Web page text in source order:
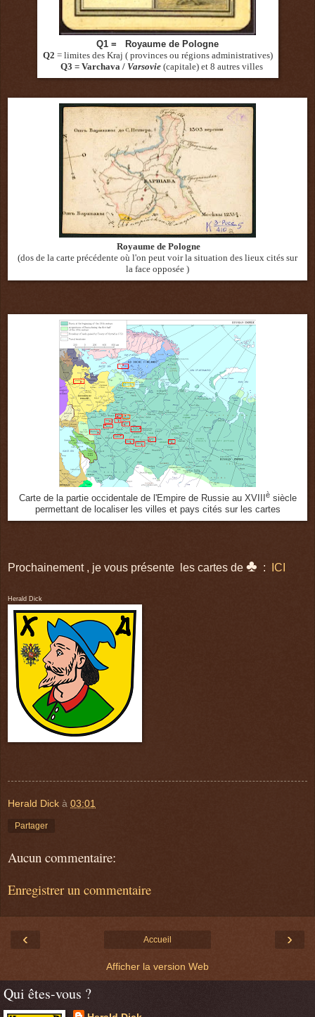
Q1 = Royaume de Pologne
Q2 = limites des Kraj ( provinces ou régions administratives)
Q3 = Varchava / Varsovie (capitale) et 8 autres villes
Royaume de Pologne
(dos de la carte précédente où l'on peut voirla situation des lieux cités sur
la face opposée )
Carte de la partie occidentale de l'Empire de Russie au XVIII èsiècle
permettant de localiser les villes et pays cités sur les cartes
Prochainement , je vous présente les cartes de ♣ : ICI
Herald Dick
Herald Dick à 03:01
Partager
Aucun commentaire:
Enregistrer un commentaire
‹ ›
Accueil
Afficher la version Web
Qui êtes-vous ?